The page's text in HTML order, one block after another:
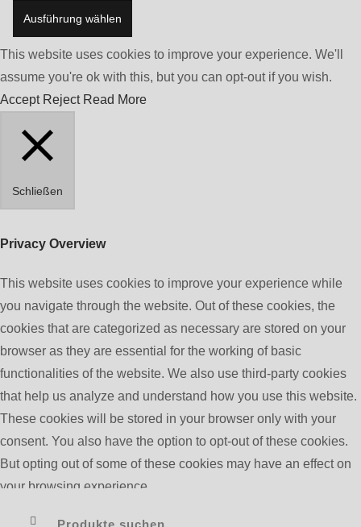
Ausführung wählen
This website uses cookies to improve your experience. We'll
assume you're ok with this, but you can opt-out if you wish.
Accept Reject Read More
Schließen
Privacy Overview
This website uses cookies to improve your experience while
you navigate through the website. Out of these cookies, the
cookies that are categorized as necessary are stored on your
browser as they are essential for the working of basic
functionalities of the website. We also use third-party cookies
that help us analyze and understand how you use this website.
These cookies will be stored in your browser only with your
consent. You also have the option to opt-out of these cookies.
But opting out of some of these cookies may have an effect on
your browsing experience.